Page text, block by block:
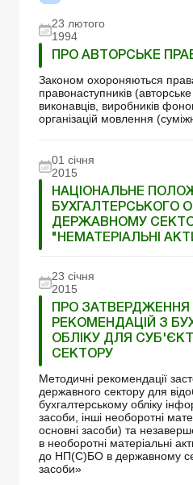
23 лютого
1994
ПРО АВТОРСЬКЕ
Законом охороняються
правонаступників
виконавців, виробників
організацій мовлення
01 січня
2015
НАЦІОНАЛЬНЕ
БУХГАЛТЕРСЬКОГО
ДЕРЖАВНОМУ
"НЕМАТЕРІАЛЬНІ
23 січня
2015
ПРО
РЕКОМЕНДАЦІЙ З
ОБЛІКУ ДЛЯ
СЕКТОРУ
Методичні рекомендації
державного сектору для
бухгалтерському обліку
засоби, інші необоротні
основні засоби) та
в необоротні матеріальні
до НП(С)БО в державному
засоби»